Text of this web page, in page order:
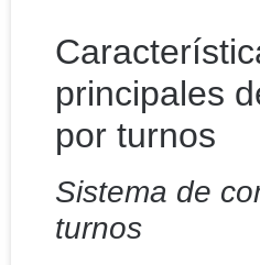
principales
por turnos
Sistema de
turnos